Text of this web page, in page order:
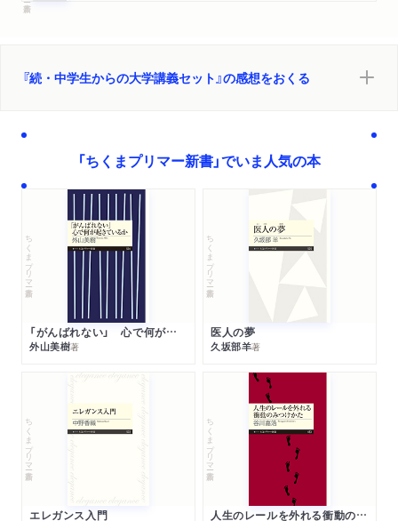
『続・中学生からの大学講義セット』の感想をおくる
「ちくまプリマー新書」でいま人気の本
ちくまプリマー新書
「がんばれない」 心で何が起きているか
外山美樹著
ちくまプリマー新書
医人の夢
久坂部羊著
ちくまプリマー新書
エレガンス入門
ちくまプリマー新書
人生のレールを外れる衝動のみつけかた